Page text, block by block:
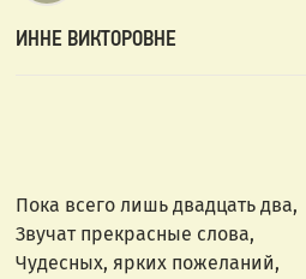
ИННЕ ВИКТОРОВНЕ
Пока всего лишь двадцать два,
Звучат прекрасные слова,
Чудесных, ярких пожеланий,